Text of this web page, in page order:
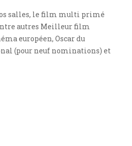
salles, le film multi primé
autres Meilleur film
européen, Oscar du
(pour neuf nominations) et